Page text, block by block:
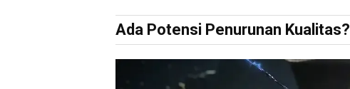
Ada Potensi Penurunan Kualitas?